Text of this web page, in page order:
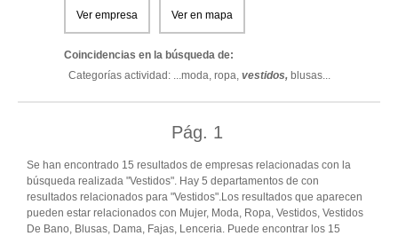
Ver empresa Ver en mapa
Coincidencias en la búsqueda de:
Categorías actividad: ...moda, ropa, vestidos, blusas...
Pág. 1
Se han encontrado 15 resultados de empresas relacionadas con la
búsqueda realizada "Vestidos". Hay 5 departamentos de con
resultados relacionados para "Vestidos".Los resultados que aparecen
pueden estar relacionados con Mujer, Moda, Ropa, Vestidos, Vestidos
De Bano, Blusas, Dama, Fajas, Lenceria. Puede encontrar los 15